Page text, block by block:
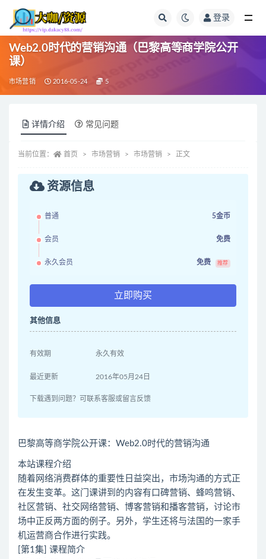
登录
Web2.0时代的营销沟通（巴黎高等商学院公开
课）
市场营销 2016-05-24 5
详情介绍 常见问题
当前位置： 首页 市场营销 市场营销 正文
资源信息
普通 5金币
会员 免费
永久会员 免费 推荐
立即购买
其他信息
有效期 永久有效
最近更新 2016年05月24日
下载遇到问题？可联系客服或留言反馈
巴黎高等商学院公开课：Web2.0时代的营销沟通
本站课程介绍
随着网络消费群体的重要性日益突出，市场沟通的方式正
在发生变革。这门课讲到的内容有口碑营销、蜂鸣营销、
社区营销、社交网络营销、博客营销和播客营销，讨论市
场中正反两方面的例子。另外，学生还将与法国的一家手
机运营商合作进行实践。
[第1集] 课程简介
全部